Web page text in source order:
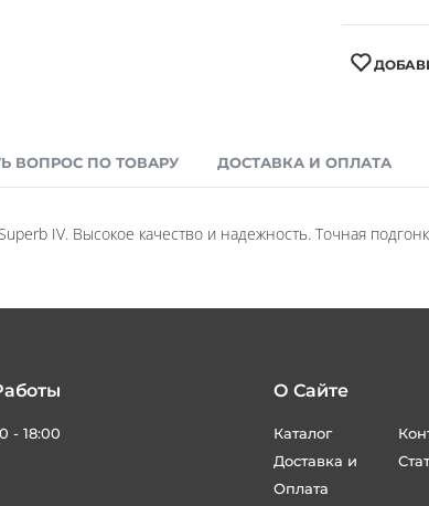
ВОПРОС ПО ТОВАРУ ДОСТАВКА И ОПЛАТА
IV. Высокое качество и надежность. Точная
- 18:00
О Сайте
Каталог
Доставка и
Оплата